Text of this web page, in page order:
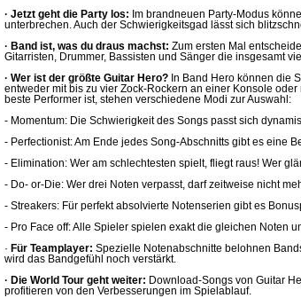
· Jetzt geht die Party los: Im brandneuen Party-Modus
unterbrechen. Auch der Schwierigkeitsgad lässt sich
· Band ist, was du draus machst: Zum ersten Mal
Gitarristen, Drummer, Bassisten und Sänger die insgesamt
· Wer ist der größte Guitar Hero? In Band Hero können die
entweder mit bis zu vier Zock-Rockern an einer Konsole
beste Performer ist, stehen verschiedene Modi zur Auswahl:
- Momentum: Die Schwierigkeit des Songs passt sich
- Perfectionist: Am Ende jedes Song-Abschnitts gibt es eine
- Elimination: Wer am schlechtesten spielt, fliegt raus! Wer
- Do- or-Die: Wer drei Noten verpasst, darf zeitweise nicht
- Streakers: Für perfekt absolvierte Notenserien gibt es
- Pro Face off: Alle Spieler spielen exakt die gleichen Noten
· Für Teamplayer: Spezielle Notenabschnitte belohnen
wird das Bandgefühl noch verstärkt.
· Die World Tour geht weiter: Download-Songs von Guitar
profitieren von den Verbesserungen im Spielablauf.